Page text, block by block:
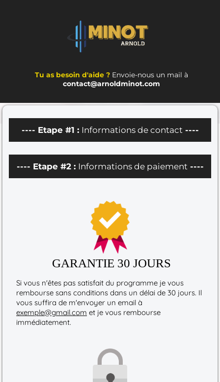
Tu as besoin d'aide ?Envoie-nous un mail à
contact@arnoldminot.com
---- Etape #1 : Informations de contact----
---- Etape #2 : Informations de paiement----
GARANTIE 30 JOURS
Si vous n'êtes pas satisfait du programme je vous
rembourse sans conditions dans un délai de 30 jours. Il
vous suffira de m'envoyer un email à
exemple@gmail.com et je vous rembourse
immédiatement.